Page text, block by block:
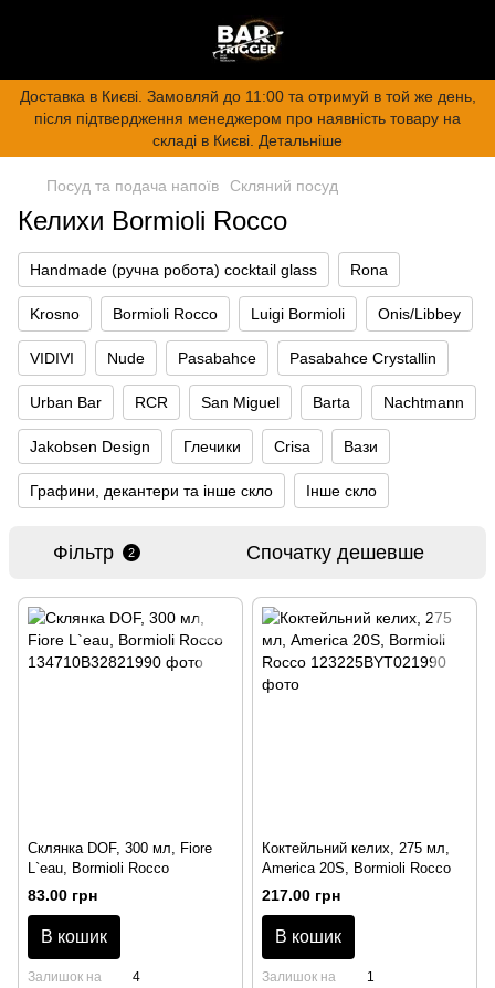
Доставка в Києві. Замовляй до 11:00 та отримуй в той же день,
після підтвердження менеджером про наявність товару на
складі в Києві. Детальніше
Посуд та подача напоїв Скляний посуд
Келихи Bormioli Rocco
Handmade (ручна робота) cocktail glass Rona
Krosno Bormioli Rocco Luigi Bormioli Onis/Libbey
VIDIVI Nude Pasabahce Pasabahce Crystallin
Urban Bar RCR San Miguel Barta Nachtmann
Jakobsen Design Глечики Crisa Вази
Графини, декантери та інше скло Інше скло
Фільтр 2 Спочатку дешевше
Склянка DOF, 300 мл, Fiore
L`eau, Bormioli Rocco
83.00 грн
В кошик
Залишок на
4
Коктейльний келих, 275 мл,
America 20S, Bormioli Rocco
217.00 грн
В кошик
Залишок на
1